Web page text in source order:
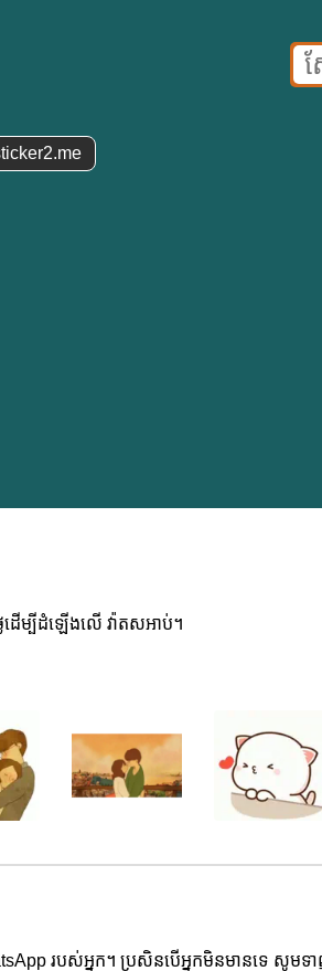
ដើម្បីដំឡើងលើ វ៉ាតសអាប់។
របស់អ្នក។ ប្រសិនបើអ្នកមិនមានទេ សូមទ